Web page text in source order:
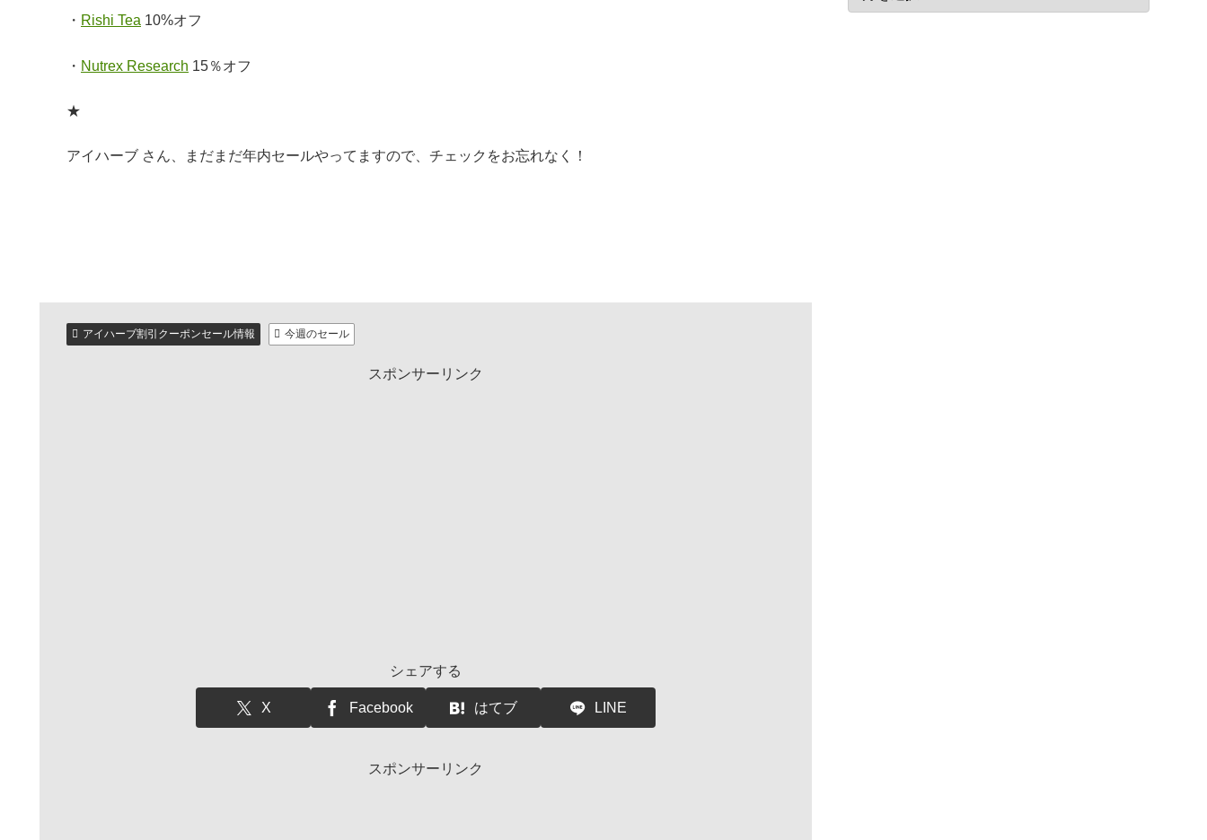
・ Rishi Tea 10%オフ
・ Nutrex Research 15％オフ
★
アイハーブ さん、まだまだ年内セールやってますので、チェックをお忘れなく！
アイハーブ割引クーポンセール情報 今週のセール
スポンサーリンク
シェアする
X Facebook はてブ LINE
スポンサーリンク